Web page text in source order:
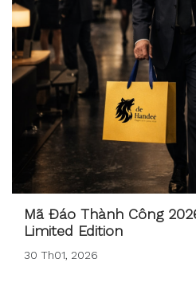
Mã Đáo Thành Công
Limited Edition
30 Th01, 2026